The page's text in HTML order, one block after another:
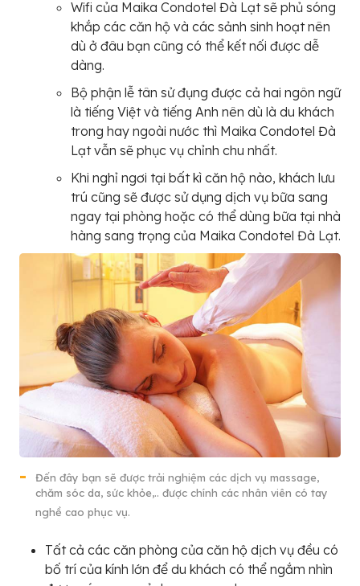
Wifi của Maika Condotel Đà Lạt sẽ phủ sóng
khắp các căn hộ và các sảnh sinh hoạt nên
dù ở đâu bạn cũng có thể kết nối được dễ
dàng.
Bộ phận lễ tân sử đụng được cả hai ngôn ngữ
là tiếng Việt và tiếng Anh nên dù là du khách
trong hay ngoài nước thì Maika Condotel Đà
Lạt vẫn sẽ phục vụ chỉnh chu nhất.
Khi nghỉ ngơi tại bất kì căn hộ nào, khách lưu
trú cũng sẽ được sử dụng dịch vụ bữa sang
ngay tại phòng hoặc có thể dùng bữa tại nhà
hàng sang trọng của Maika Condotel Đà Lạt.
Đến đây bạn sẽ được trải nghiệm các dịch vụ massage,
chăm sóc da, sức khỏe,.. được chính các nhân viên có tay
nghề cao phục vụ.
Tất cả các căn phòng của căn hộ dịch vụ đều có
bố trí của kính lớn để du khách có thể ngắm nhìn